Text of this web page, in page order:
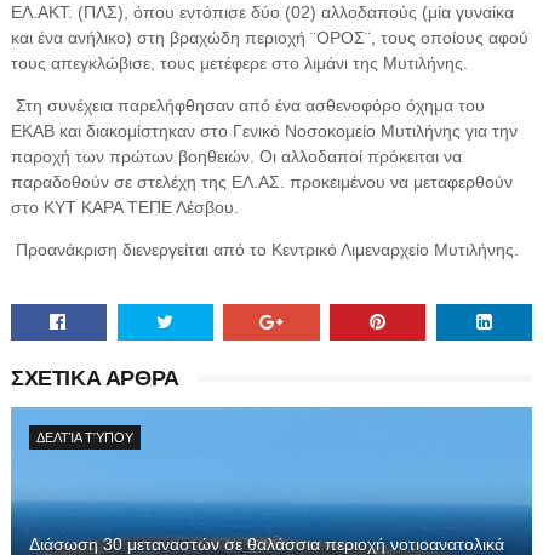
ΕΛ.ΑΚΤ. (ΠΛΣ), όπου εντόπισε δύο (02) αλλοδαπούς (μία γυναίκα
και ένα ανήλικο) στη βραχώδη περιοχή ¨ΟΡΟΣ¨, τους οποίους αφού
τους απεγκλώβισε, τους μετέφερε στο λιμάνι της Μυτιλήνης.
Στη συνέχεια παρελήφθησαν από ένα ασθενοφόρο όχημα του
ΕΚΑΒ και διακομίστηκαν στο Γενικό Νοσοκομείο Μυτιλήνης για την
παροχή των πρώτων βοηθειών. Οι αλλοδαποί πρόκειται να
παραδοθούν σε στελέχη της ΕΛ.ΑΣ. προκειμένου να μεταφερθούν
στο ΚΥΤ ΚΑΡΑ ΤΕΠΕ Λέσβου.
Προανάκριση διενεργείται από το Κεντρικό Λιμεναρχείο Μυτιλήνης.
ΣΧΕΤΙΚΑ ΑΡΘΡΑ
ΔΕΛΤΊΑ ΤΎΠΟΥ
Διάσωση 30 μεταναστών σε θαλάσσια περιοχή νοτιοανατολικά